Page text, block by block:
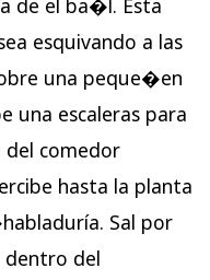
de el ba�l. Esta
esquivando a las
una peque�en
una escaleras para
comedor
hasta la planta
Sal por
dentro del